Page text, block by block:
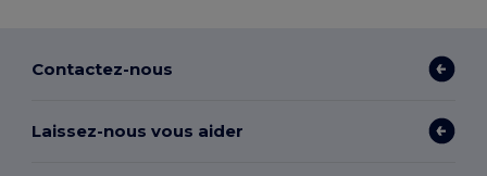
Contactez-nous
Laissez-nous vous aider